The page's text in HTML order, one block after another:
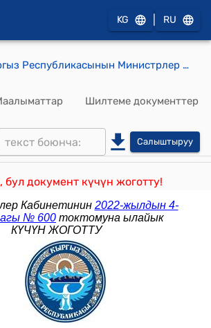
KG RU
Кыргыз Республикасынын Министрлер Кабинетинин 2023-жылдын 3-мартыдагы № 111 "Кыргыз Республикасынын Министрлер Кабинетинин 2022-жылдын 4-ноябрындагы № 600 "Кыргыз Республикасынан айыл чарба товарларынын айрым түрлөрүн ташып чыгууга (экспорттоого) убактылуу тыюу салууну киргизүү жөнүндө" токтомуна өзгөртүү киргизүү тууралуу" токтому
Шилтеме документтер
Салыштыруу
бул документ күчүн жоготту!